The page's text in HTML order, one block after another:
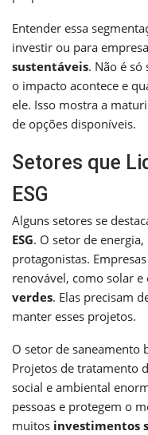
Entender essa
investir ou para
sustentáveis. Não é só
o impacto acontece e
ele. Isso mostra a
de opções disponíveis.
Setores que
ESG
Alguns setores se
ESG. O setor de
protagonistas.
renovável, como solar
verdes. Elas precisam
manter esses projetos.
O setor de
Projetos de tratamento
social e ambiental
pessoas e protegem o
muitos investimentos